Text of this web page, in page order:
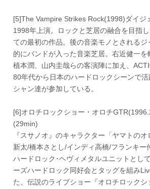
[5]The Vampire Strikes Rock(1998)ダイジ
1998年上演。ロックと芝居の融合を目指
ての最初の作品。後の音楽モノとされるジ
的にバンドが入った音楽芝居。右近健一を
植本潤、山内圭哉らの客演陣に加え、
80年代から日本のハードロックシーンで
シャン達が参加している。
[6]オロチロックショー・オロチ
(29min)
『スサノオ』のキャラクター「ヤマトの
新太/橋本さとし/インディ高橋/フランキー
ハードロック･ヘヴィメタルユニットとし
ーズハードロック同好会とタッグを組み
た、伝説のライブショー『オロチロックシ